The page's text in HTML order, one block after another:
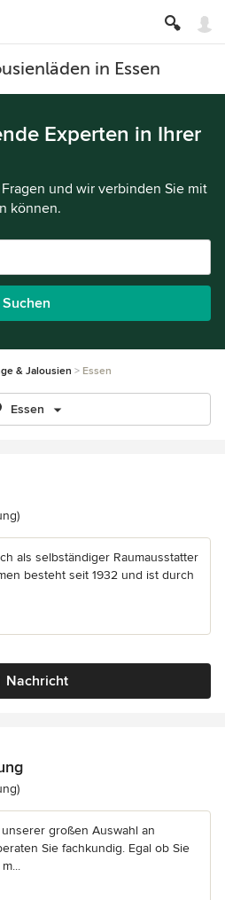
in Essen
Experten in Ihrer
und wir verbinden Sie mit
können.
Suchen
& Jalousien Essen
Essen
5 von 5 Sternen
als selbständiger Raumausstatter
besteht seit 1932 und ist durch
Nachricht
5 von 5 Sternen
großen Auswahl an
Sie fachkundig. Egal ob Sie